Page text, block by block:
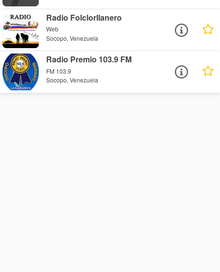
Radio Folclorllanero
Web
Socopo, Venezuela
Radio Premio 103.9 FM
FM 103.9
Socopo, Venezuela